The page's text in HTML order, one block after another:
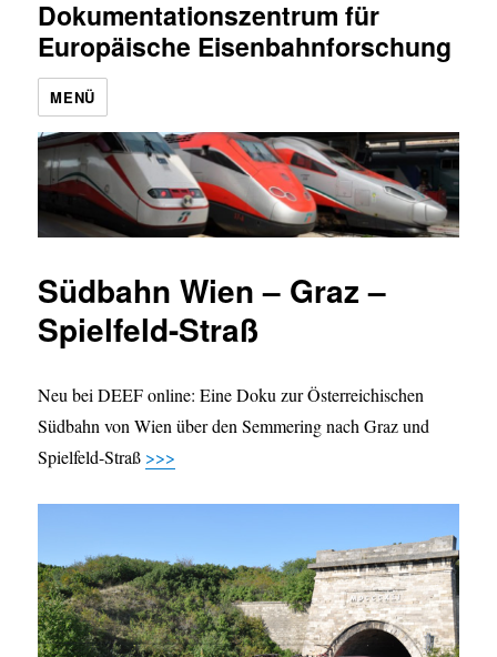
Dokumentationszentrum für
Europäische Eisenbahnforschung
MENÜ
Südbahn Wien – Graz –
Spielfeld-Straß
Neu bei DEEF online: Eine Doku zur Österreichischen
Südbahn von Wien über den Semmering nach Graz und
Spielfeld-Straß >>>